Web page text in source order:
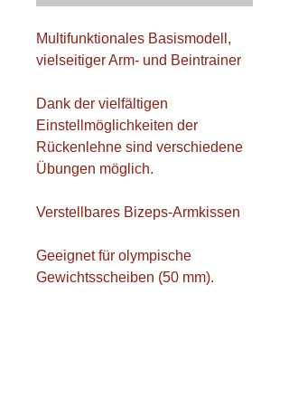
Multifunktionales Basismodell,
vielseitiger Arm- und Beintrainer
Dank der vielfältigen
Einstellmöglichkeiten der
Rückenlehne sind verschiedene
Übungen möglich.
Verstellbares Bizeps-Armkissen
Geeignet für olympische
Gewichtsscheiben (50 mm).